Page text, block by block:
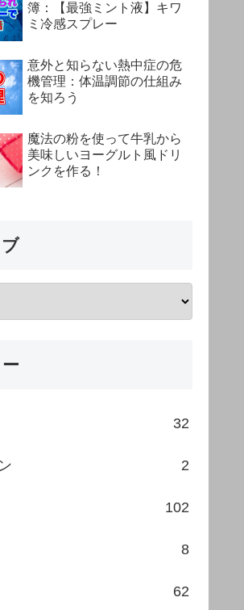
簿：【最強ミント液】キワ
ミ冷感スプレー
意外と知らない熱中症の危
機管理：体温調節の仕組み
を知ろう
魔法の粉を使って牛乳から
美味しいヨーグルト風ドリ
ンクを作る！
32
2
102
8
62